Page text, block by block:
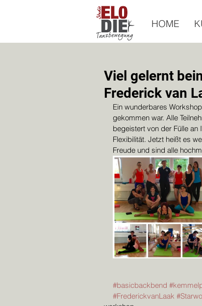
HOME
Viel gelernt
Frederick van
Ein wunderbares
gekommen war. Alle
begeistert von der Fülle
Flexibilität. Jetzt heißt es
Freude und sind alle
#basicbackbend
#FrederickvanLaak